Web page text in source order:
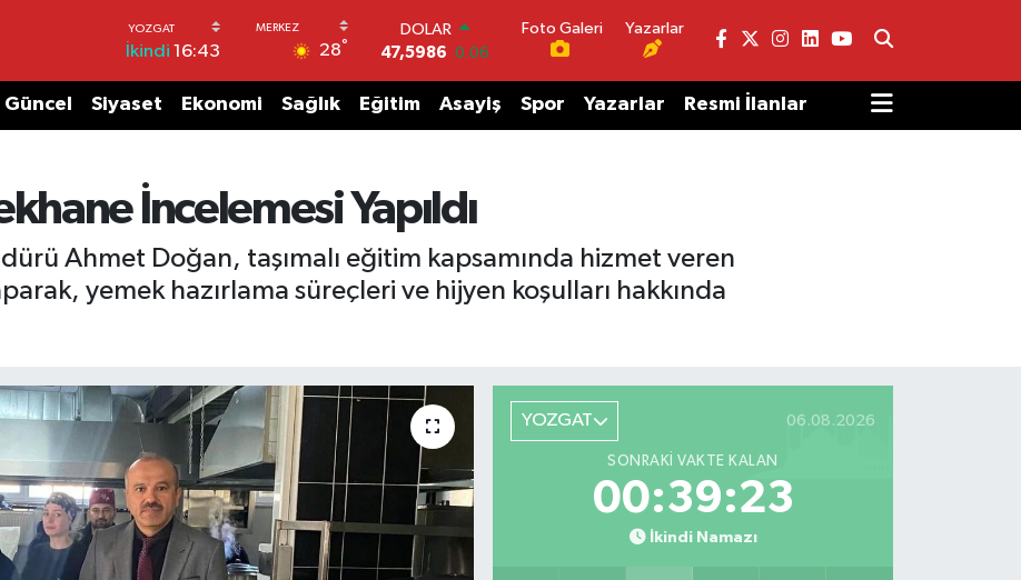
İkindi 16:43 28°
DOLAR
47,5986 0.06
55,0700 0.1
6513.94
0.32
BİST100
BITCOIN
64.602,05 0.69
Foto Galeri Yazarlar
Güncel Siyaset Ekonomi Sağlık Eğitim Asayiş Spor Yazarlar Resmi İlanlar
İncelemesi Yapıldı
Ahmet Doğan, taşımalı eğitim kapsamında hizmet veren
yemek hazırlama süreçleri ve hijyen koşulları hakkında
YOZGAT 06.08.2026
SONRAKI VAKTE KALAN
00:39:23
İkindi Namazı